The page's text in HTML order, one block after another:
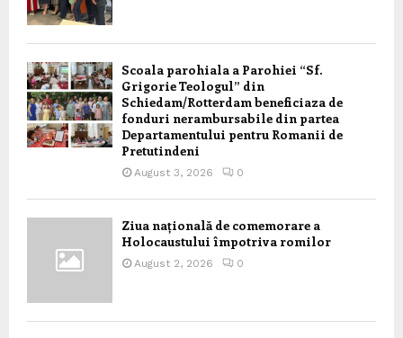
Scoala parohiala a Parohiei “Sf.
Grigorie Teologul” din
Schiedam/Rotterdam beneficiaza de
fonduri nerambursabile din partea
Departamentului pentru Romanii de
Pretutindeni
August 3, 2026 0
Ziua națională de comemorare a
Holocaustului împotriva romilor
August 2, 2026 0